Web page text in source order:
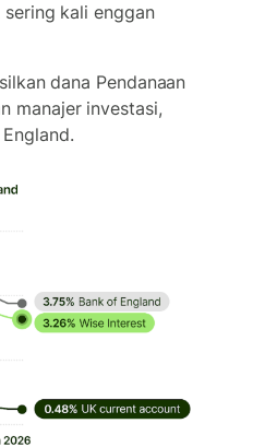
kali enggan
dana Pendanaan
manajer investasi,